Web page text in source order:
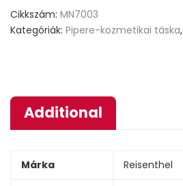
Cikkszám: MN7003
Kategóriák: Pipere-kozmetikai táska,
Additional
Márka Reisenthel